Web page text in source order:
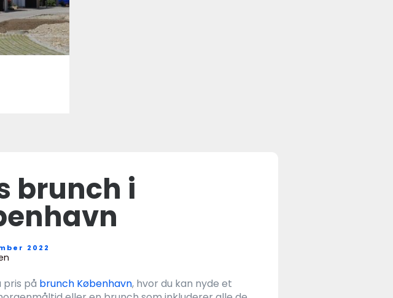
brunch i
2022
på brunch København, hvor du kan nyde et